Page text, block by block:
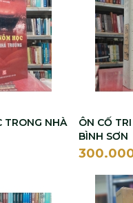
TRONG NHÀ
ÔN CỐ
BÌNH SƠN